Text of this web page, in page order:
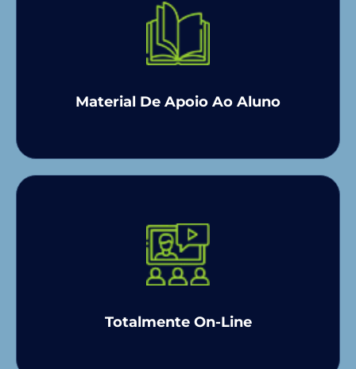
Material De Apoio Ao Aluno
Totalmente On-Line